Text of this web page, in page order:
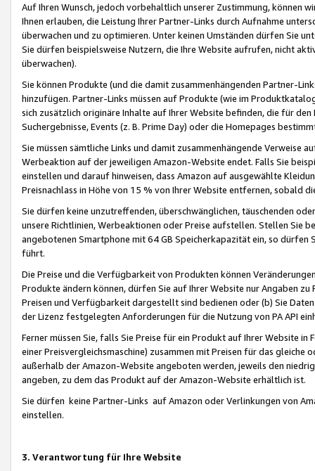
Auf Ihren Wunsch, jedoch vorbehaltlich unserer Zustimmung, können
Ihnen erlauben, die Leistung Ihrer Partner-Links durch Aufnahme
überwachen und zu optimieren. Unter keinen Umständen dürfen Sie
Sie dürfen beispielsweise Nutzern, die Ihre Website aufrufen, nicht
überwachen).
Sie können Produkte (und die damit zusammenhängenden Partner-
hinzufügen. Partner-Links müssen auf Produkte (wie im
sich zusätzlich originäre Inhalte auf Ihrer Website befinden, die für
Suchergebnisse, Events (z. B. Prime Day) oder die Homepages
Sie müssen sämtliche Links und damit zusammenhängende
Werbeaktion auf der jeweiligen Amazon-Website endet. Falls Sie
einstellen und darauf hinweisen, dass Amazon auf ausgewählte
Preisnachlass in Höhe von 15 % von Ihrer Website entfernen, sobald
Sie dürfen keine unzutreffenden, überschwänglichen, täuschenden
unsere Richtlinien, Werbeaktionen oder Preise aufstellen. Stellen Sie
angebotenen Smartphone mit 64 GB Speicherkapazität ein, so dürfen
führt.
Die Preise und die Verfügbarkeit von Produkten können
Produkte ändern können, dürfen Sie auf Ihrer Website nur Angaben
Preisen und Verfügbarkeit dargestellt sind bedienen oder (b) Sie
der Lizenz festgelegten Anforderungen für die Nutzung von PA API
Ferner müssen Sie, falls Sie Preise für ein Produkt auf Ihrer Website
einer Preisvergleichsmaschine) zusammen mit Preisen für das
außerhalb der Amazon-Website angeboten werden, jeweils den
angeben, zu dem das Produkt auf der Amazon-Website erhältlich ist.
Sie dürfen keine Partner-Links auf Amazon oder Verlinkungen von
einstellen.
3. Verantwortung für Ihre Website